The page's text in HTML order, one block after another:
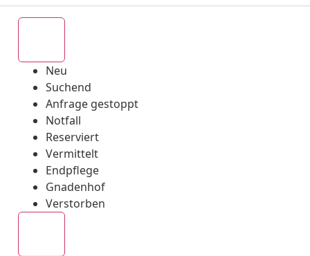
Neu
Suchend
Anfrage gestoppt
Notfall
Reserviert
Vermittelt
Endpflege
Gnadenhof
Verstorben